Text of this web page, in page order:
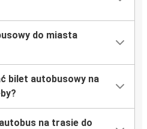
do miasta
bilet autobusowy na
na trasie do